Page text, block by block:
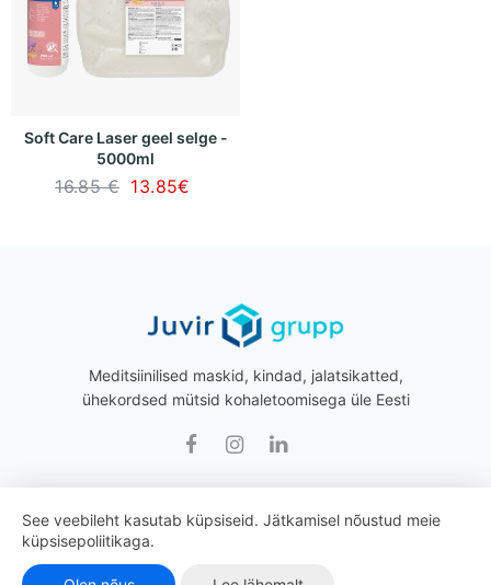
Soft Care Laser geel selge -
5000ml
16.85 € 13.85€
Meditsiinilised maskid, kindad, jalatsikatted,
ühekordsed mütsid kohaletoomisega üle Eesti
Juvir Grupp © 2026 Kõik õigused kaitstud.
See veebileht kasutab küpsiseid. Jätkamisel nõustud meie
küpsisepoliitikaga.